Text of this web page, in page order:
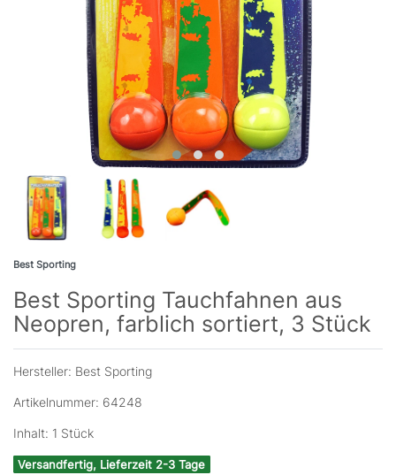
Best Sporting
Best Sporting Tauchfahnen aus
Neopren, farblich sortiert, 3 Stück
Hersteller: Best Sporting
Artikelnummer: 64248
Inhalt: 1 Stück
Versandfertig, Lieferzeit 2-3 Tage